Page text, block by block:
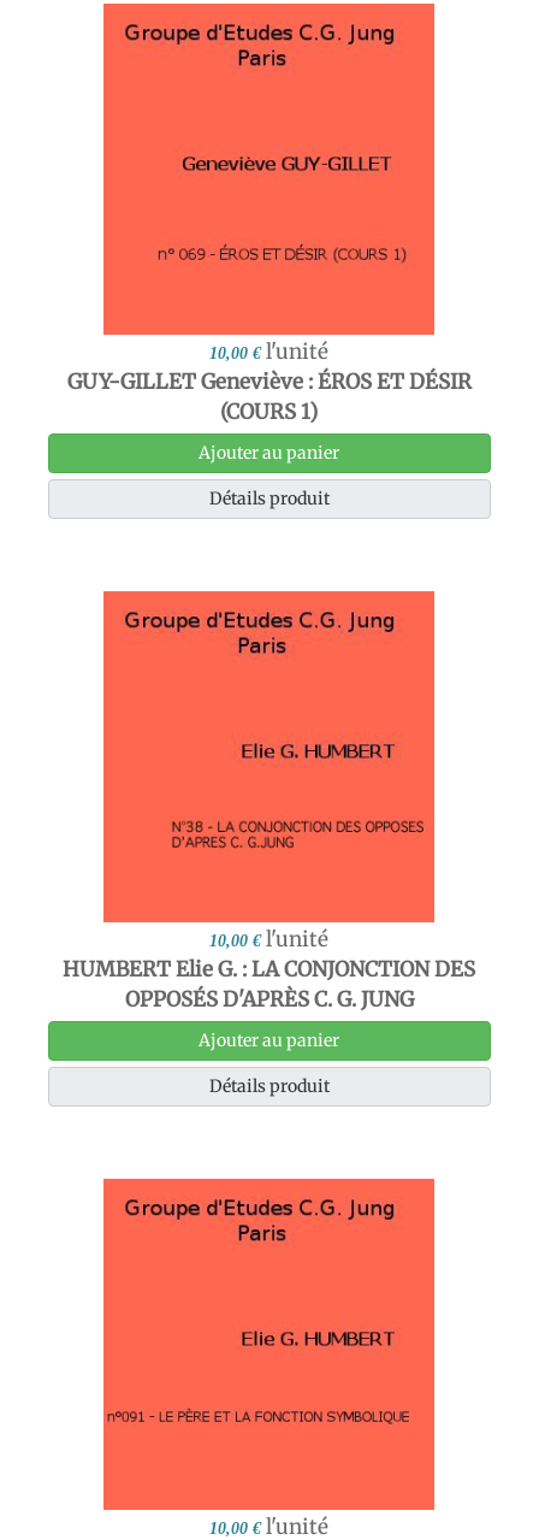
10,00 € l'unité
GUY-GILLET Geneviève : ÉROS ET DÉSIR
(COURS 1)
Ajouter au panier
Détails produit
10,00 € l'unité
HUMBERT Elie G. : LA CONJONCTION DES
OPPOSÉS D'APRÈS C. G. JUNG
Ajouter au panier
Détails produit
10,00 € l'unité